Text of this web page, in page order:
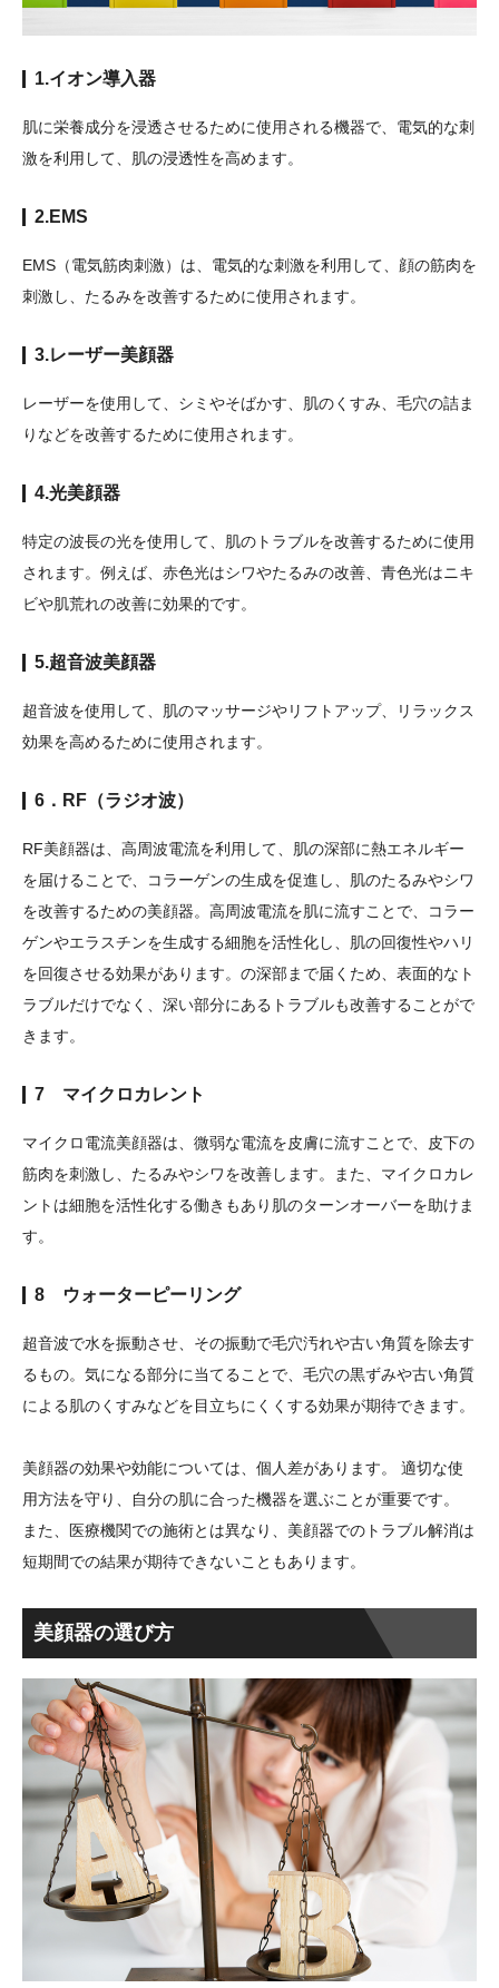
1.イオン導入器
肌に栄養成分を浸透させるために使用される機器で、電気的な刺
激を利用して、肌の浸透性を高めます。
2.EMS
EMS（電気筋肉刺激）は、電気的な刺激を利用して、顔の筋肉を
刺激し、たるみを改善するために使用されます。
3.レーザー美顔器
レーザーを使用して、シミやそばかす、肌のくすみ、毛穴の詰ま
りなどを改善するために使用されます。
4.光美顔器
特定の波長の光を使用して、肌のトラブルを改善するために使用
されます。例えば、赤色光はシワやたるみの改善、青色光はニキ
ビや肌荒れの改善に効果的です。
5.超音波美顔器
超音波を使用して、肌のマッサージやリフトアップ、リラックス
効果を高めるために使用されます。
6．RF（ラジオ波）
RF美顔器は、高周波電流を利用して、肌の深部に熱エネルギー
を届けることで、コラーゲンの生成を促進し、肌のたるみやシワ
を改善するための美顔器。高周波電流を肌に流すことで、コラー
ゲンやエラスチンを生成する細胞を活性化し、肌の回復性やハリ
を回復させる効果があります。の深部まで届くため、表面的なト
ラブルだけでなく、深い部分にあるトラブルも改善することがで
きます。
7 マイクロカレント
マイクロ電流美顔器は、微弱な電流を皮膚に流すことで、皮下の
筋肉を刺激し、たるみやシワを改善します。また、マイクロカレ
ントは細胞を活性化する働きもあり肌のターンオーバーを助けま
す。
8 ウォーターピーリング
超音波で水を振動させ、その振動で毛穴汚れや古い角質を除去す
るもの。気になる部分に当てることで、毛穴の黒ずみや古い角質
による肌のくすみなどを目立ちにくくする効果が期待できます。
美顔器の効果や効能については、個人差があります。 適切な使
用方法を守り、自分の肌に合った機器を選ぶことが重要です。
また、医療機関での施術とは異なり、美顔器でのトラブル解消は
短期間での結果が期待できないこともあります。
美顔器の選び方